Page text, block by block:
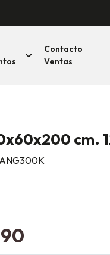
Contacto
Ventas
cm.